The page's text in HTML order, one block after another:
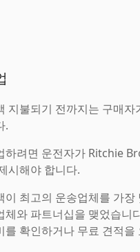
지불되기 전까지는 구매
.
하려면 운전자가 Ritchie
시해야 합니다.
이 최고의 운송업체를 가
체와 파트너십을 맺었습니
를 확인하거나 무료 견적을